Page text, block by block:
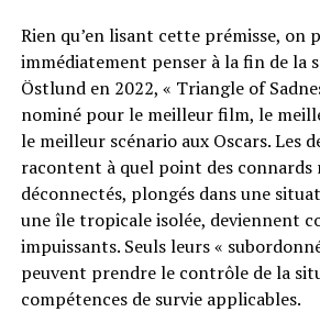
Rien qu’en lisant cette prémisse, on
immédiatement penser à la fin de la
Östlund en 2022, « Triangle of
nominé pour le meilleur film, le
le meilleur scénario aux Oscars. Les
racontent à quel point des connards
déconnectés, plongés dans une
une île tropicale isolée, deviennent
impuissants. Seuls leurs «
peuvent prendre le contrôle de la
compétences de survie applicables.